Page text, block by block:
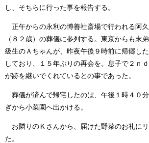
し、そちらに行った事を報告する。
正午からの永利の博善社斎場で行われる阿
（８２歳）の葬儀に参列する。東京からも末
級生のＡちゃんが、昨夜午後９時前に帰郷し
しており、１５年ぶりの再会を。息子で２ｎ
が跡を継いでくれているとの事であった。
葬儀が済んで帰宅したのは、午後１時４０
ぎから小菜園へ出かける。
お隣りのＫさんから、届けた野菜のお礼に
た。